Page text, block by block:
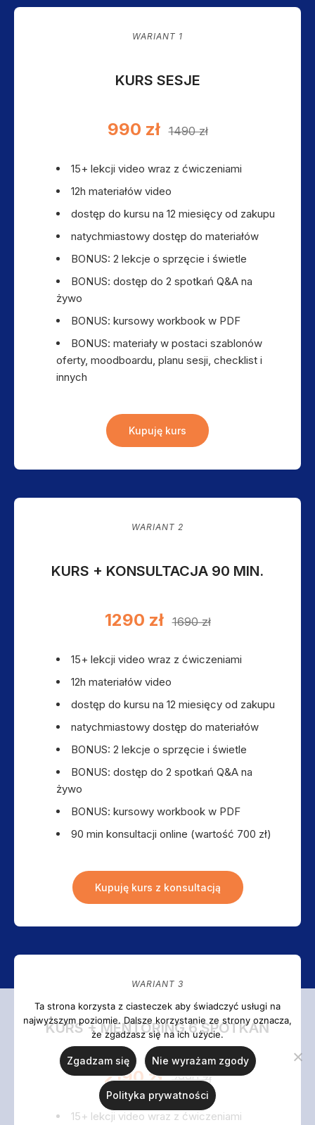
WARIANT 1
KURS SESJE
990 zł 1490 zł
15+ lekcji video wraz z ćwiczeniami
12h materiałów video
dostęp do kursu na 12 miesięcy od zakupu
natychmiastowy dostęp do materiałów
BONUS: 2 lekcje o sprzęcie i świetle
BONUS: dostęp do 2 spotkań Q&A na
żywo
BONUS: kursowy workbook w PDF
BONUS: materiały w postaci szablonów
oferty, moodboardu, planu sesji, checklist i
innych
Kupuję kurs
WARIANT 2
KURS + KONSULTACJA 90 MIN.
1290 zł 1690 zł
15+ lekcji video wraz z ćwiczeniami
12h materiałów video
dostęp do kursu na 12 miesięcy od zakupu
natychmiastowy dostęp do materiałów
BONUS: 2 lekcje o sprzęcie i świetle
BONUS: dostęp do 2 spotkań Q&A na
żywo
BONUS: kursowy workbook w PDF
90 min konsultacji online (wartość 700 zł)
Kupuję kurs z konsultacją
WARIANT 3
KURS + MENTORING 6 SPOTKAŃ
2190 zł 2990 zł
15+ lekcji video wraz z ćwiczeniami
Ta strona korzysta z ciasteczek aby świadczyć usługi na
najwyższym poziomie. Dalsze korzystanie ze strony oznacza,
że zgadzasz się na ich użycie.
Zgadzam się Nie wyrażam zgody
Polityka prywatności